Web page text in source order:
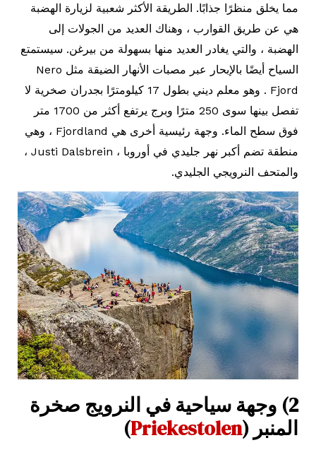
مما يخلق منظرًا جذابًا. الطريقة الأكثر شعبية لزيارة الهضبة
هي عن طريق القوارب ، وهناك العديد من الجولات إلى
الهضبة ، والتي يغادر العديد منها بسهولة من بيرغن. سيستمتع
السياح أيضًا بالإبحار عبر مصبات الأنهار الضيقة مثل Nero
Fjord . وهو معلم ديني بطول 17 كيلومترًا بجدران صخرية لا
تفصل بينها سوى 250 مترًا وبرج يرتفع أكثر من 1700 متر
فوق سطح الماء. وجهة رئيسية أخرى هي Fjordland ، وهي
منطقة تضم أكبر نهر جليدي في أوروبا ، Justi Dalsbrein ،
والمتحف النرويجي الجليدي.
2) وجهة سياحية في النرويج صخرة
المنبر (Priekestolen
)